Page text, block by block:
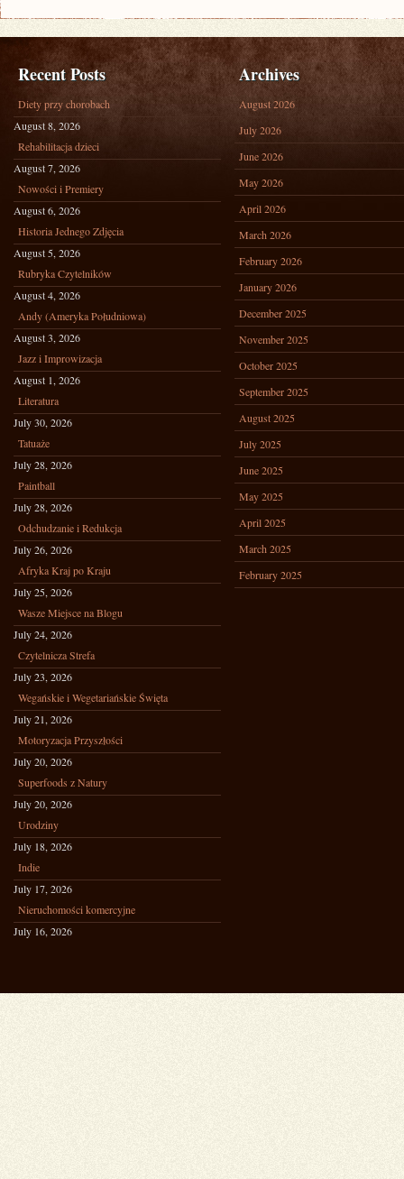
Recent Posts
Diety przy chorobach
August 8, 2026
Rehabilitacja dzieci
August 7, 2026
Nowości i Premiery
August 6, 2026
Historia Jednego Zdjęcia
August 5, 2026
Rubryka Czytelników
August 4, 2026
Andy (Ameryka Południowa)
August 3, 2026
Jazz i Improwizacja
August 1, 2026
Literatura
July 30, 2026
Tatuaże
July 28, 2026
Paintball
July 28, 2026
Odchudzanie i Redukcja
July 26, 2026
Afryka Kraj po Kraju
July 25, 2026
Wasze Miejsce na Blogu
July 24, 2026
Czytelnicza Strefa
July 23, 2026
Wegańskie i Wegetariańskie Święta
July 21, 2026
Motoryzacja Przyszłości
July 20, 2026
Superfoods z Natury
July 20, 2026
Urodziny
July 18, 2026
Indie
July 17, 2026
Nieruchomości komercyjne
July 16, 2026
Archives
August 2026
July 2026
June 2026
May 2026
April 2026
March 2026
February 2026
January 2026
December 2025
November 2025
October 2025
September 2025
August 2025
July 2025
June 2025
May 2025
April 2025
March 2025
February 2025